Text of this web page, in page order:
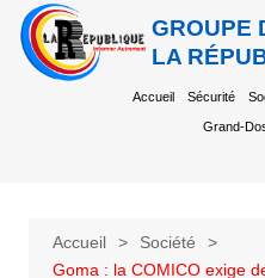
GROUPE
LA
Accueil Sécurité
Grand-
Accueil
Société
Goma : la COMICO exige